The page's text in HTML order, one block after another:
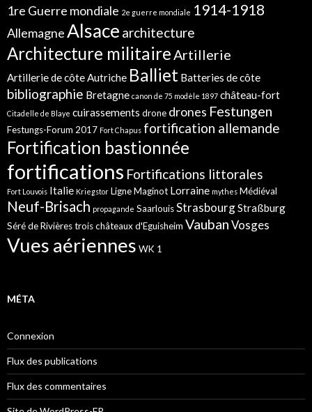
1re Guerre mondiale 2e guerre mondiale 1914-1918
AllemagneAlsace architecture
Architecture militaire Artillerie
Artillerie de côte Autriche Balliet Batteries de côte
bibliographie Bretagne canon de 75 modèle 1897 château-fort
Citadelle de Blaye cuirassements drone drones Festungen
Festungs-Forum 2017 Fort Chapus fortification allemande
Fortification bastionnée
fortifications Fortifications littorales
Fort Louvois Italie Kriegstor Ligne Maginot Lorraine mythes Médiéval
Neuf-Brisach propagande SaarlouisStrasbourgStraßburg
Séré de Rivièrestrois châteaux d'Eguisheim VaubanVosges
Vues aériennes WK 1
MÉTA
Connexion
Flux des publications
Flux des commentaires